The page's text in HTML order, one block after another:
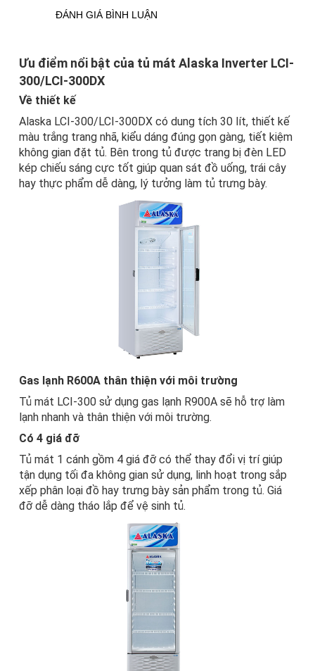
ĐÁNH GIÁ BÌNH LUẬN
Ưu điểm nổi bật của tủ mát Alaska Inverter LCI-
300/LCI-300DX
Về thiết kế
Alaska LCI-300/LCI-300DX có dung tích 30 lít, thiết kế
màu trắng trang nhã, kiểu dáng đúng gọn gàng, tiết kiệm
không gian đặt tủ. Bên trong tủ được trang bị đèn LED
kép chiếu sáng cực tốt giúp quan sát đồ uống, trái cây
hay thực phẩm dễ dàng, lý tưởng làm tủ trưng bày.
Gas lạnh R600A thân thiện với môi trường
Tủ mát LCI-300 sử dụng gas lạnh R900A sẽ hỗ trợ làm
lạnh nhanh và thân thiện với môi trường.
Có 4 giá đỡ
Tủ mát 1 cánh gồm 4 giá đỡ có thể thay đổi vị trí giúp
tận dụng tối đa không gian sử dụng, linh hoạt trong sắp
xếp phân loại đồ hay trưng bày sản phẩm trong tủ. Giá
đỡ dễ dàng tháo lắp để vệ sinh tủ.